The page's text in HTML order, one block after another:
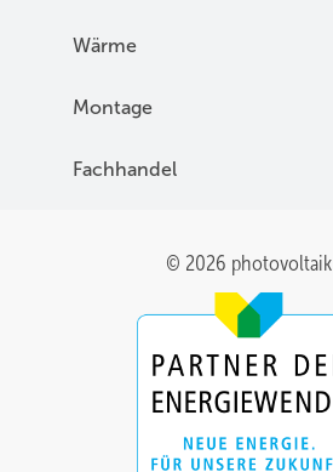
Wärme
Montage
Fachhandel
© 2026 photovoltaik